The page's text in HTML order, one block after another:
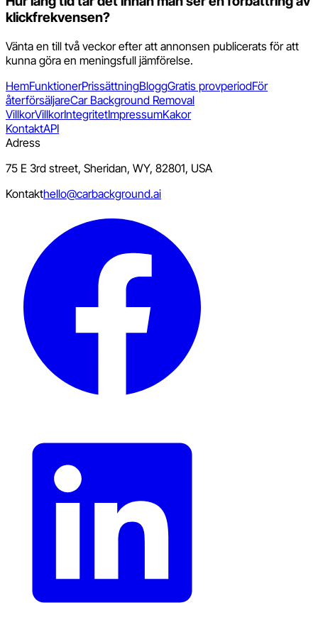
klickfrekvensen?
Vänta en till två veckor efter att annonsen publicerats för att
kunna göra en meningsfull jämförelse.
HemFunktionerPrissättningBloggGratis provperiodFör
återförsäljareCar Background Removal
VillkorVillkorIntegritetImpressumKakor
KontaktAPI
Adress
75 E 3rd street, Sheridan, WY, 82801, USA
Kontakthello@carbackground.ai